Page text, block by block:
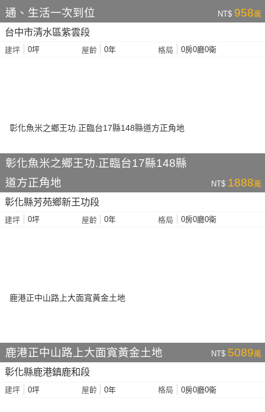
通、生活一次到位
NT$ 958萬
台中市清水區紫雲段
建坪 0坪 屋齡 0年 格局 0房0廳0衛
彰化魚米之鄉王功.正臨台17縣148縣
道方正角地
NT$ 1888萬
彰化縣芳苑鄉新王功段
建坪 0坪 屋齡 0年 格局 0房0廳0衛
鹿港正中山路上大面寬黃金土地 NT$ 5089萬
彰化縣鹿港鎮鹿和段
建坪 0坪 屋齡 0年 格局 0房0廳0衛